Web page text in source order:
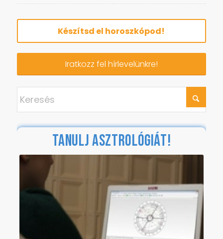
Készítsd el horoszkópod!
Iratkozz fel hírlevelünkre!
TANULJ ASZTROLÓGIÁT!